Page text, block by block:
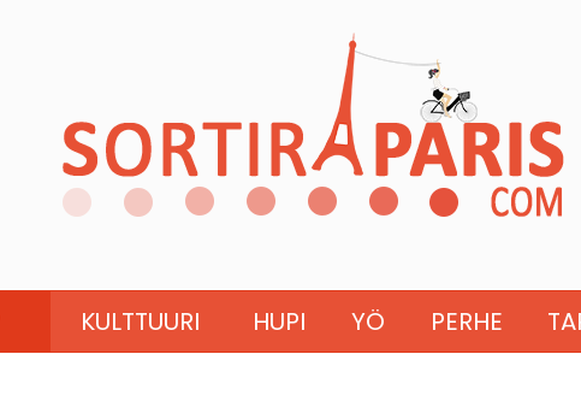
KULTTUURI HUPI YÖ PERHE